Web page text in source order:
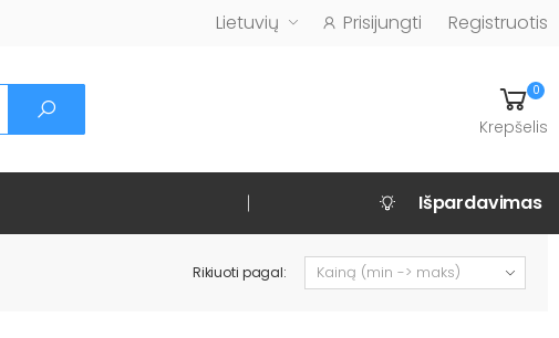
Lietuvių Prisijungti Registruotis
0
Krepšelis
Išpardavimas
Rikiuoti pagal: